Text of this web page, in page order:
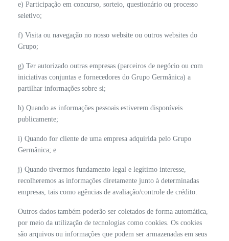
e) Participação em concurso, sorteio, questionário ou processo
seletivo;
f) Visita ou navegação no nosso website ou outros websites do
Grupo;
g) Ter autorizado outras empresas (parceiros de negócio ou com
iniciativas conjuntas e fornecedores do Grupo Germânica) a
partilhar informações sobre si;
h) Quando as informações pessoais estiverem disponíveis
publicamente;
i) Quando for cliente de uma empresa adquirida pelo Grupo
Germânica; e
j) Quando tivermos fundamento legal e legítimo interesse,
recolheremos as informações diretamente junto à determinadas
empresas, tais como agências de avaliação/controle de crédito.
Outros dados também poderão ser coletados de forma automática,
por meio da utilização de tecnologias como cookies. Os cookies
são arquivos ou informações que podem ser armazenadas em seus